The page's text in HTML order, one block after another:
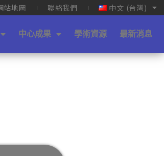
站地圖 聯絡我們 中文 (台灣)
中心成果 學術資源 最新消息